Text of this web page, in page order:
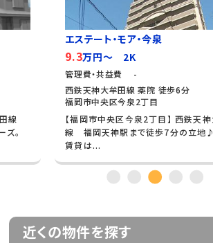
線
。
エステート・モア・今泉
9.3万円～ 2K
管理費・共益費 -
西鉄天神大牟田線 薬院 徒歩6分
福岡市中央区今泉2丁目
【福岡市中央区今泉2丁目】 西鉄天
線 福岡天神駅まで徒歩7分の立地
賃貸は...
近くの物件を探す